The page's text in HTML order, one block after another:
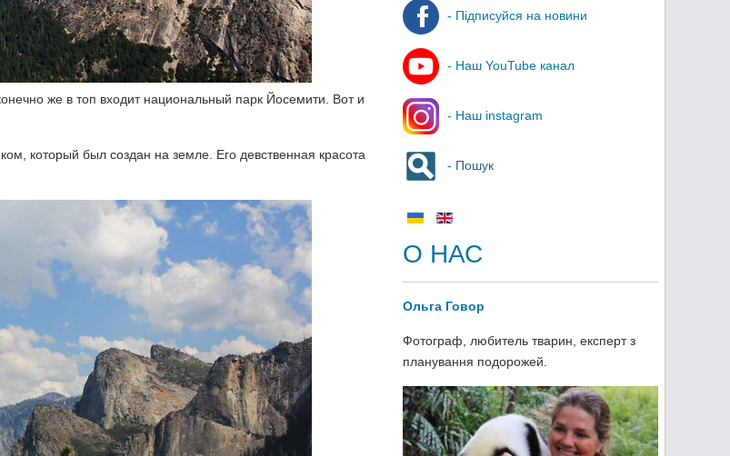
же в топ входит национальный парк Йосемити. Вот и
который был создан на земле. Его девственная красота
- Підписуйся на новини
- Наш YouTube канал
- Наш instagram
- Пошук
О НАС
Ольга Говор
Фотограф, любитель тварин, експерт з
планування подорожей.